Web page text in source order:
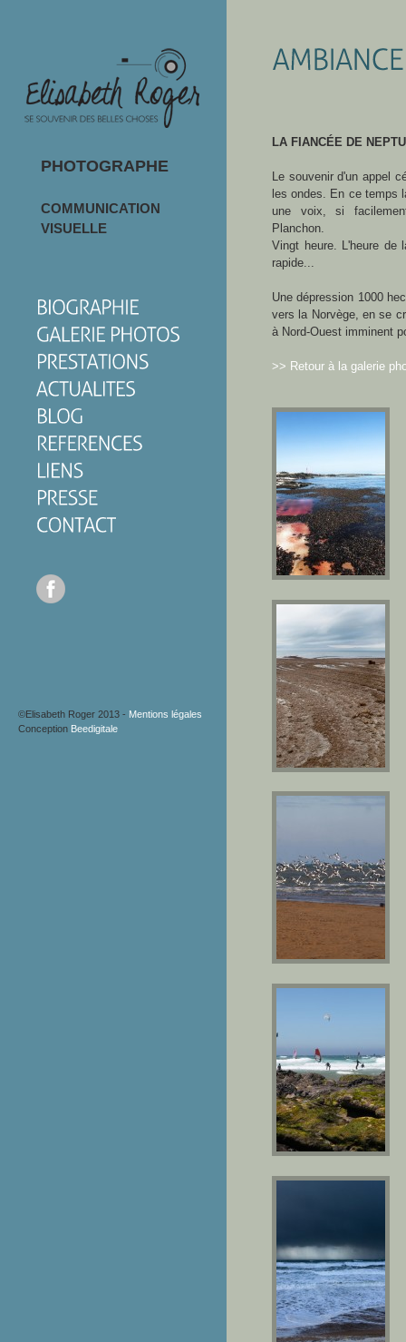
PHOTOGRAPHE
COMMUNICATION
VISUELLE
©Elisabeth Roger 2013 - Mentions légales
Conception Beedigitale
LA FIANCÉE DE
Le souvenir d'un appel
les ondes. En ce temps
une voix, si
Planchon.
Vingt heure. L'heure de
rapide...
Une dépression 1000
vers la Norvège, en se
à Nord-Ouest imminent
>> Retour à la galerie